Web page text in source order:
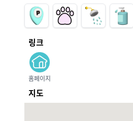
링크
홈페이지
지도